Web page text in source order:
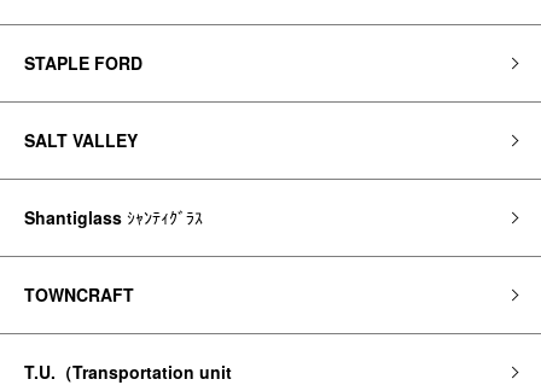
STAPLE FORD
SALT VALLEY
Shantiglass ｼｬﾝﾃｨｸﾞﾗｽ
TOWNCRAFT
T.U.（Transportation unit